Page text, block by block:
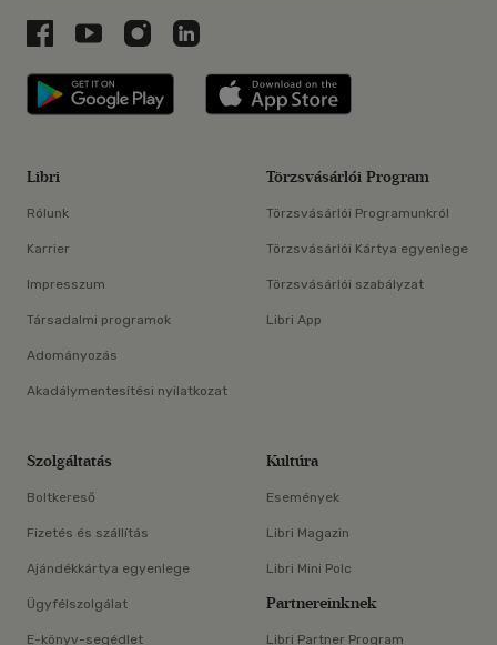
Libri a Facebookon
Libri a Youtube-on
Libri az Instagramon
Libri a LinkedInen
Libri applikáció Szerezd meg: Google
Libri
Rólunk
Karrier
Impresszum
Társadalmi programok
Adományozás
Akadálymentesítési nyilatkozat
Törzsvásárlói Program
Törzsvásárlói Programunkról
Törzsvásárlói Kártya egyenlege
Törzsvásárlói szabályzat
Libri App
Szolgáltatás
Boltkereső
Fizetés és szállítás
Ajándékkártya egyenlege
Ügyfélszolgálat
E-könyv-segédlet
Kultúra
Események
Libri Magazin
Libri Mini Polc
Partnereinknek
Libri Partner Program